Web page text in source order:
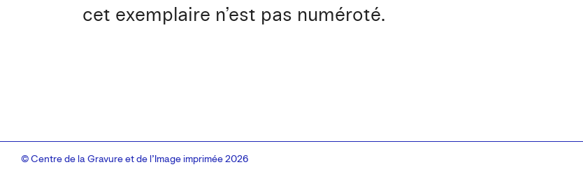
cet exemplaire n’est pas numéroté.
© Centre de la Gravure et de l’Image imprimée 2026